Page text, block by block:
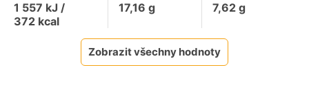
1 557 kJ /
372 kcal
17,16 g
7,62g
Zobrazit všechny hodnoty